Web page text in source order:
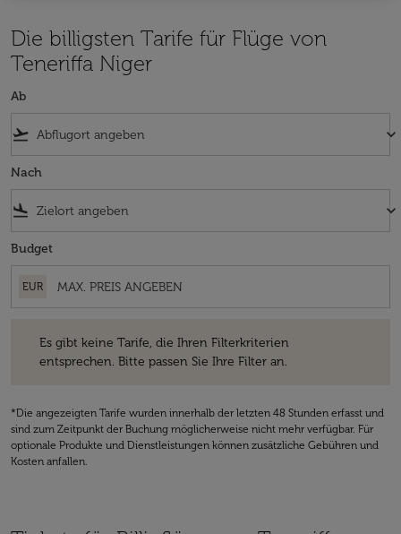
Die billigsten Tarife für Flüge von
Teneriffa Niger
Ab
flight_takeoff keyboard_arrow_down
Nach
flight_land keyboard_arrow_down
Budget
EUR
Es gibt keine Tarife, die Ihren Filterkriterien
entsprechen. Bitte passen Sie Ihre Filter an.
*Die angezeigten Tarife wurden innerhalb der letzten 48 Stunden erfasst und
sind zum Zeitpunkt der Buchung möglicherweise nicht mehr verfügbar. Für
optionale Produkte und Dienstleistungen können zusätzliche Gebühren und
Kosten anfallen.